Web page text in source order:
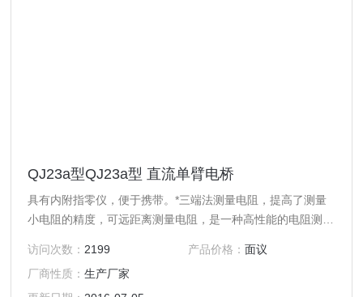
QJ23a型QJ23a型 直流单臂电桥
具有内附指零仪，便于携带。*三端法测量电阻，提高了测量
小电阻的精度，可远距离测量电阻，是一种高性能的电阻测量
访问次数： 2199 产品价格： 面议
厂商性质：生产厂家